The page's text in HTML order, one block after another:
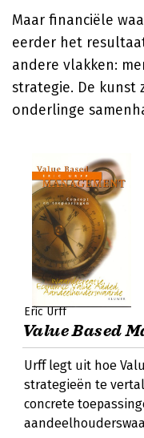
Maar financiële
eerder het
andere vlakken:
strategie. De kunst
onderlinge
Eric Urff
Value Based
Urff legt uit hoe
strategieën te
concrete